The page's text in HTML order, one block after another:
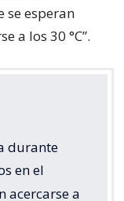
se esperan
a los 30 °C”.
durante
en el
acercarse a